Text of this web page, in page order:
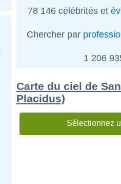
78 146 célébrités et
Chercher par
1 206
Carte du ciel de
Placidus)
Sélectionnez